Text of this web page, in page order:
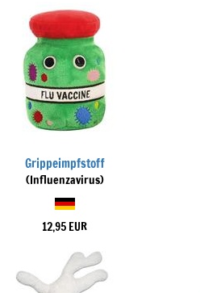
Grippeimpfstoff
(Influenzavirus)
12,95 EUR